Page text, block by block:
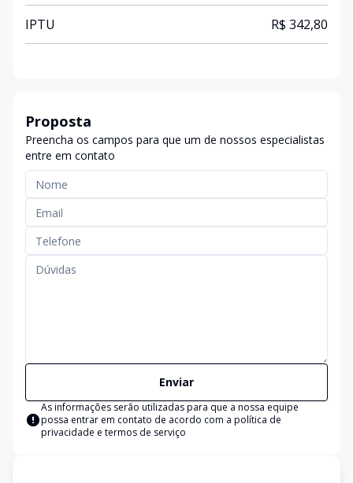
IPTU R$ 342,80
Proposta
Preencha os campos para que um de nossos especialistas
entre em contato
Enviar
As informações serão utilizadas para que a nossa equipe
possa entrar em contato de acordo com a política de
privacidade e termos de serviço